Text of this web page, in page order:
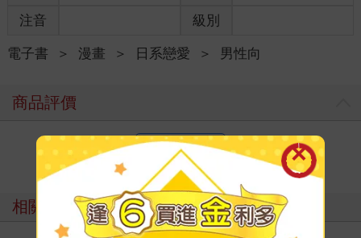
注音 級別
電子書 ＞ 漫畫 ＞ 日系戀愛 ＞ 男性向
商品評價
寫評價
相關主題